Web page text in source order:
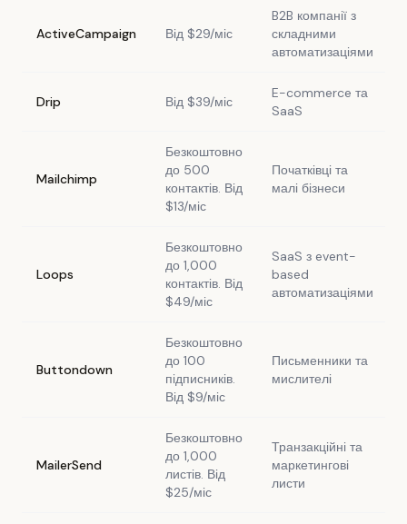
ActiveCampaign Від $29/міс
B2B компанії з
складними
автоматизаціями
Drip Від $39/міс
E-commerce та
SaaS
Mailchimp
Безкоштовно
до 500
контактів. Від
$13/міс
Початківці та
малі бізнеси
Loops
Безкоштовно
до 1,000
контактів. Від
$49/міс
SaaS з event-
based
автоматизаціями
Buttondown
Безкоштовно
до 100
підписників.
Від $9/міс
Письменники та
мислителі
MailerSend
Безкоштовно
до 1,000
листів. Від
$25/міс
Транзакційні та
маркетингові
листи